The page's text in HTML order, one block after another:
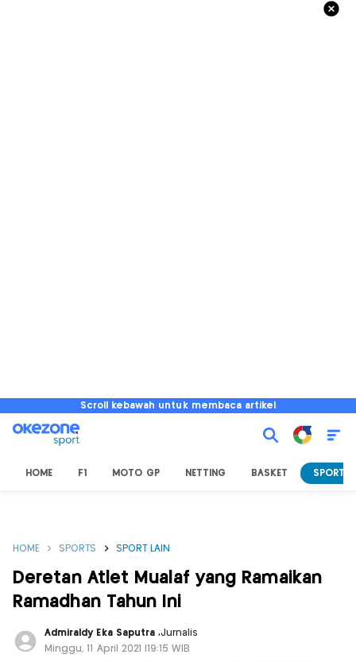
Scroll kebawah untuk membaca artikel
HOME F1 MOTO GP NETTING BASKET SPORT
HOME SPORTS SPORT LAIN
Deretan Atlet Mualaf yang Ramaikan
Ramadhan Tahun Ini
Admiraldy Eka Saputra,Jurnalis
Minggu, 11 April 2021 |19:15 WIB